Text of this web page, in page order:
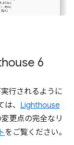
6
行されるように
、 Lighthouse
更点の完全なリ
をご覧ください。